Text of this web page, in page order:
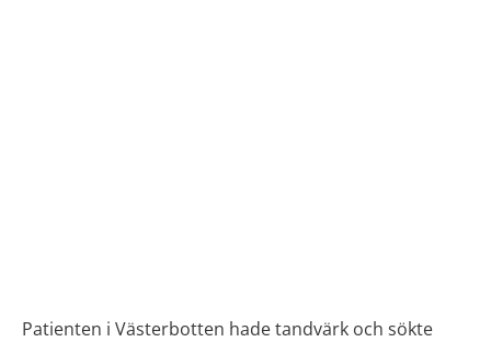
Patienten i Västerbotten hade tandvärk och sökte